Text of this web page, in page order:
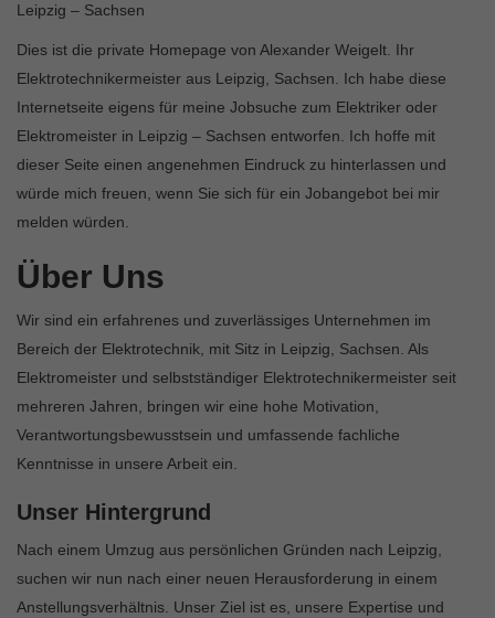
Leipzig – Sachsen
Dies ist die private Homepage von Alexander Weigelt. Ihr
Elektrotechnikermeister aus Leipzig, Sachsen. Ich habe diese
Internetseite eigens für meine Jobsuche zum Elektriker oder
Elektromeister in Leipzig – Sachsen entworfen. Ich hoffe mit
dieser Seite einen angenehmen Eindruck zu hinterlassen und
würde mich freuen, wenn Sie sich für ein Jobangebot bei mir
melden würden.
Über Uns
Wir sind ein erfahrenes und zuverlässiges Unternehmen im
Bereich der Elektrotechnik, mit Sitz in Leipzig, Sachsen. Als
Elektromeister und selbstständiger Elektrotechnikermeister seit
mehreren Jahren, bringen wir eine hohe Motivation,
Verantwortungsbewusstsein und umfassende fachliche
Kenntnisse in unsere Arbeit ein.
Unser Hintergrund
Nach einem Umzug aus persönlichen Gründen nach Leipzig,
suchen wir nun nach einer neuen Herausforderung in einem
Anstellungsverhältnis. Unser Ziel ist es, unsere Expertise und